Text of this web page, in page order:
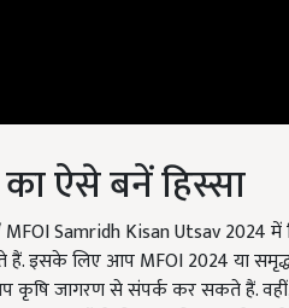
ऐसे बनें हिस्सा
MFOI Samridh Kisan Utsav 2024 में
हैं. इसके लिए आपMFOI2024 या
कृषि जागरण से संपर्क कर सकते हैं. वहीं
गूगल फॉर्म को भरना होगा.